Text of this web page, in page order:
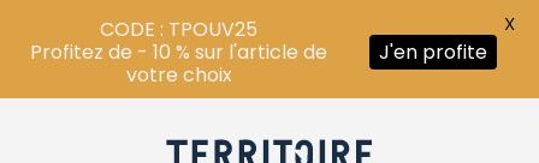
CODE : TPOUV25
Profitez de - 10 % sur l'article de
votre choix
J'en profite
X